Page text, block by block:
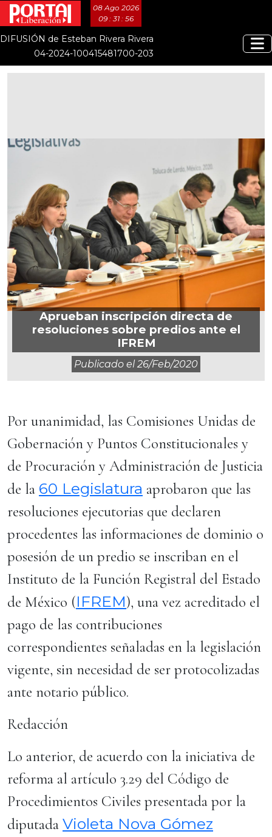
08 Ago 2026
09 : 31 : 57
DIFUSIÓN de Esteban Rivera Rivera
04-2024-100415481700-203
Aprueban inscripción directa de
resoluciones sobre predios ante el
IFREM
Publicado el26/feb/2020
Por unanimidad, las Comisiones Unidas de
Gobernación y Puntos Constitucionales y
de Procuración y Administración de Justicia
de la 60 Legislatura aprobaron que las
resoluciones ejecutorias que declaren
procedentes las informaciones de dominio o
posesión de un predio se inscriban en el
Instituto de la Función Registral del Estado
de México (IFREM), una vez acreditado el
pago de las contribuciones
correspondientes señaladas en la legislación
vigente, sin necesidad de ser protocolizadas
ante notario público.
Redacción
Lo anterior, de acuerdo con la iniciativa de
reforma al artículo 3.29 del Código de
Procedimientos Civiles presentada por la
diputada Violeta Nova Gómez